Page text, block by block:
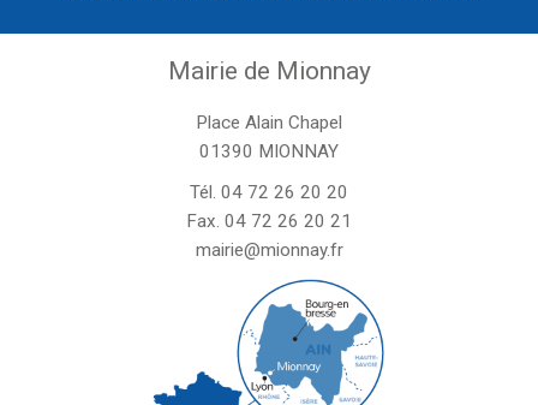
Mairie de Mionnay
Place Alain Chapel
01390 MIONNAY
Tél. 04 72 26 20 20
Fax. 04 72 26 20 21
mairie@mionnay.fr